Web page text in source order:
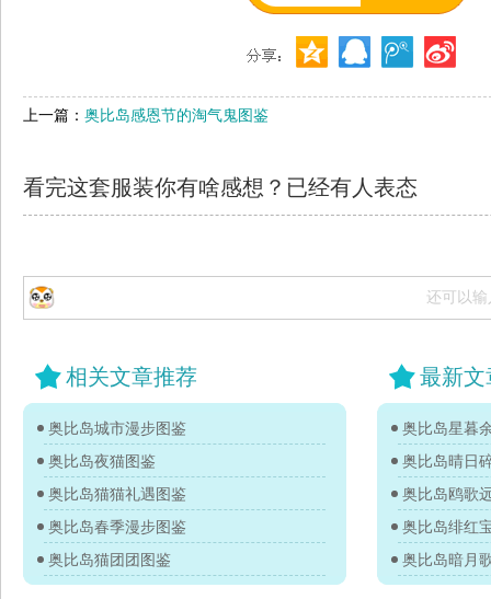
上一篇： 奥比岛感恩节的淘气鬼图鉴
看完这套服装你有啥感想？已经有人表态
还可以输
相关文章推荐
奥比岛城市漫步图鉴
奥比岛夜猫图鉴
奥比岛猫猫礼遇图鉴
奥比岛春季漫步图鉴
奥比岛猫团团图鉴
最新文
奥比岛星暮
奥比岛晴日
奥比岛鸥歌
奥比岛绯红
奥比岛暗月